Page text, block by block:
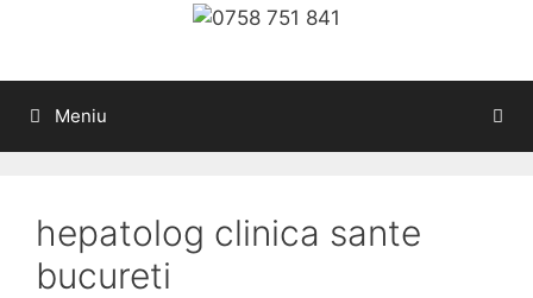
Meniu
hepatolog clinica sante
bucureti